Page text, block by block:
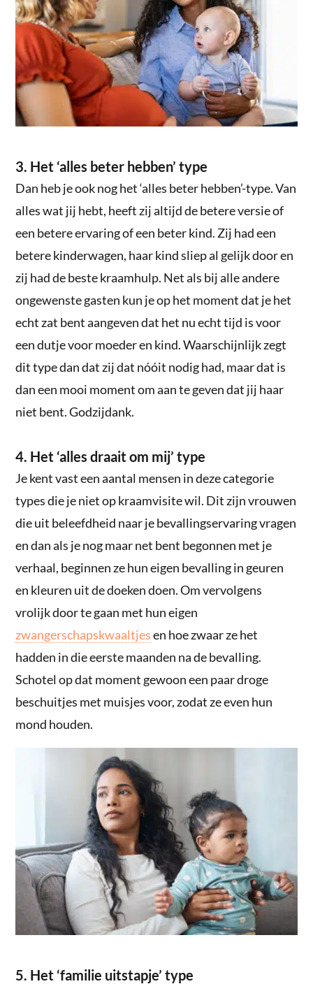
3. Het ‘alles beter hebben’ type
Dan heb je ook nog het ‘alles beter hebben’-type. Van
alles wat jij hebt, heeft zij altijd de betere versie of
een betere ervaring of een beter kind. Zij had een
betere kinderwagen, haar kind sliep al gelijk door en
zij had de beste kraamhulp. Net als bij alle andere
ongewenste gasten kun je op het moment dat je het
echt zat bent aangeven dat het nu echt tijd is voor
een dutje voor moeder en kind. Waarschijnlijk zegt
dit type dan dat zij dat nóóit nodig had, maar dat is
dan een mooi moment om aan te geven dat jij haar
niet bent. Godzijdank.
4. Het ‘alles draait om mij’ type
Je kent vast een aantal mensen in deze categorie
types die je niet op kraamvisite wil. Dit zijn vrouwen
die uit beleefdheid naar je bevallingservaring vragen
en dan als je nog maar net bent begonnen met je
verhaal, beginnen ze hun eigen bevalling in geuren
en kleuren uit de doeken doen. Om vervolgens
vrolijk door te gaan met hun eigen
zwangerschapskwaaltjesen hoe zwaar ze het
hadden in die eerste maanden na de bevalling.
Schotel op dat moment gewoon een paar droge
beschuitjes met muisjes voor, zodat ze even hun
mond houden.
5. Het ‘familie uitstapje’ type